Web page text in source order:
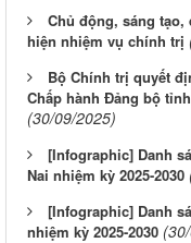
Chủ động, sáng
hiện nhiệm vụ chính trị
Bộ Chính trị quyết
Chấp hành Đảng bộ
(30/09/2025)
[Infographic] Danh
Nai nhiệm kỳ 2025-2030
[Infographic] Danh
nhiệm kỳ 2025-2030